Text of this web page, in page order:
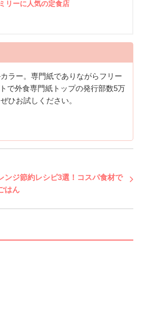
リーに人気の定食店
ラー。専門紙でありながらフリー
で外食専門紙トップの発行部数5万
ひお試しください。
ンジ節約レシピ3選！コスパ食材で
はん